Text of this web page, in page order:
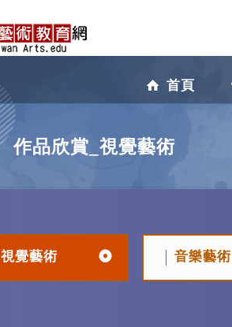
主
要
內
首頁
作品欣賞_視覺藝術
視覺藝術 音樂藝術